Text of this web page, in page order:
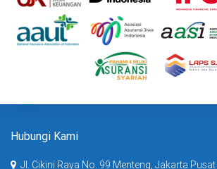
Hubungi Kami
Jl. Cikini Raya No. 99 Menteng, Jakarta